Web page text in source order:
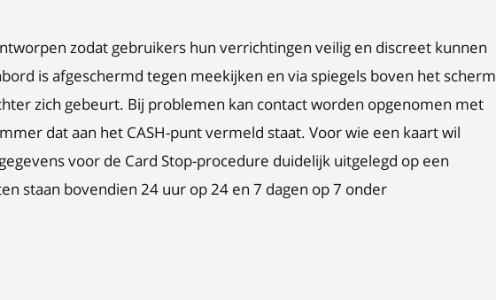
zodat gebruikers hun verrichtingen veilig en discreet kunnen
is afgeschermd tegen meekijken en via spiegels boven het scherm
zich gebeurt. Bij problemen kan contact worden opgenomen met
dat aan het CASH-punt vermeld staat. Voor wie een kaart wil
voor de Card Stop-procedure duidelijk uitgelegd op een
staan bovendien 24 uur op 24 en 7 dagen op 7 onder